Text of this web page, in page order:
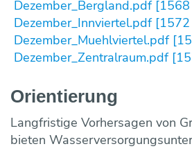
Regelwerke
Trinkwasserbar
Versicherungen
Wahlergebnisse
Vorträge &
Fotos & Impressionen
Bildung ONLINE
Speicherung
Wasseraufbereitung
Reinigung
Wasserverlustanalyse
Wasserzähler
Fremdüberwachung
Projekte / Studien
EU-Angelegenheiten
Maulwurf- und
Chronik
Team
Dezember_Bergland.pdf [1568
Dezember_Innviertel.pdf [1572
Dezember_Muehlviertel.pdf
Dezember_Zentralraum.pdf
Orientierung
Langfristige Vorhersagen von
bieten